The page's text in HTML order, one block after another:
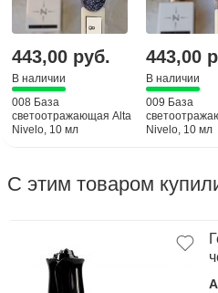
443,00 руб.
В наличии
008 База
светоотражающая Alta
Nivelo, 10 мл
443,00
В наличии
009 База
Nivelo, 10 мл
С этим товаром